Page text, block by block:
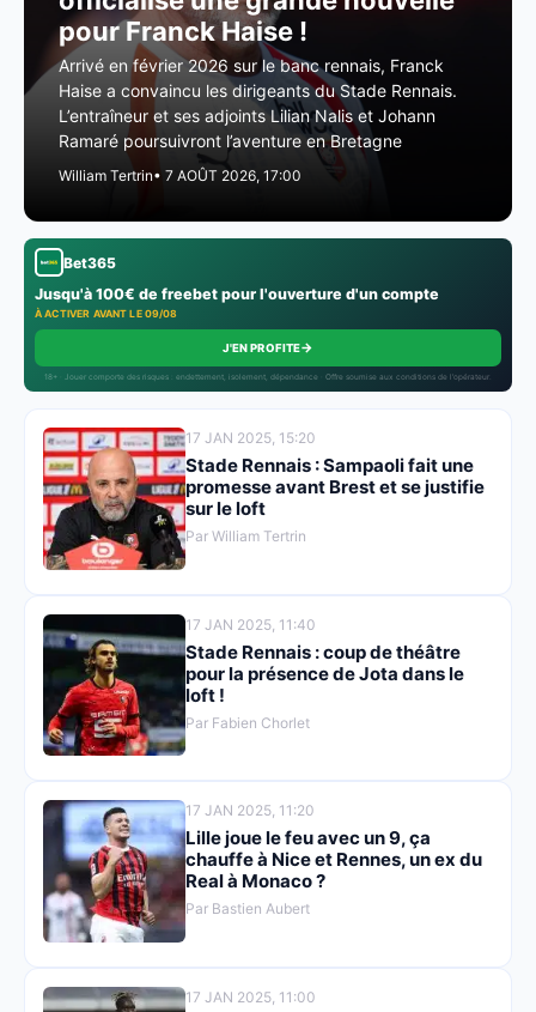
pour Franck Haise !
Arrivé en février 2026 sur le banc rennais, Franck
Haise a convaincu les dirigeants du Stade Rennais.
L’entraîneur et ses adjoints Lilian Nalis et Johann
Ramaré poursuivront l’aventure en Bretagne
William Tertrin• 7 AOÛT 2026, 17:00
Bet365
Jusqu'à 100€ de freebet pour l'ouverture d'un compte
À ACTIVER AVANT LE 09/08
J'EN PROFITE→
18+ · Jouer comporte des risques : endettement, isolement, dépendance · Offre soumise aux conditions de l’opérateur.
17 JAN 2025, 15:20
Stade Rennais : Sampaoli fait une
promesse avant Brest et se justifie
sur le loft
Par William Tertrin
17 JAN 2025, 11:40
Stade Rennais : coup de théâtre
pour la présence de Jota dans le
loft !
Par Fabien Chorlet
17 JAN 2025, 11:20
Lille joue le feu avec un 9, ça
chauffe à Nice et Rennes, un ex du
Real à Monaco ?
Par Bastien Aubert
17 JAN 2025, 11:00